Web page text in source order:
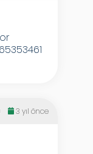
3 yıl önce